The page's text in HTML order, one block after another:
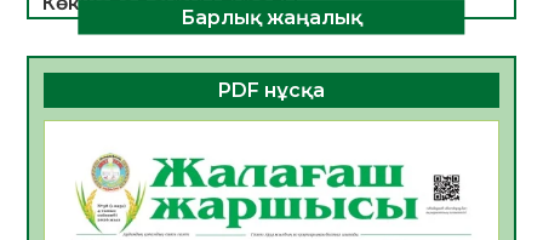
06.08.2026
23
АПВ вакцинасы туралы мәлімет
06.08.2026
24 0
Open Air: Қызылорда облысы полиция
департаменті 20 мыңнан астам
көрерменнің қауіпсіздігін қамтамасыз етті
Барлық жаңалық
PDF нұсқа